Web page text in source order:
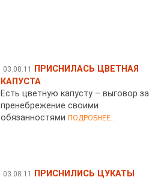
03.08.11
ПРИСНИЛАСЬ ЦВЕТНАЯ
КАПУСТА
Есть цветную капусту – выговор за
пренебрежение своими
обязанностями ПОДРОБНЕЕ...
03.08.11
ПРИСНИЛИСЬ ЦУКАТЫ